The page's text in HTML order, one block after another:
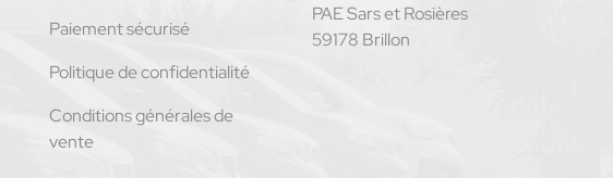
Paiement sécurisé
Politique de confidentialité
Conditions générales de
vente
PAE Sars et Rosières
59178 Brillon